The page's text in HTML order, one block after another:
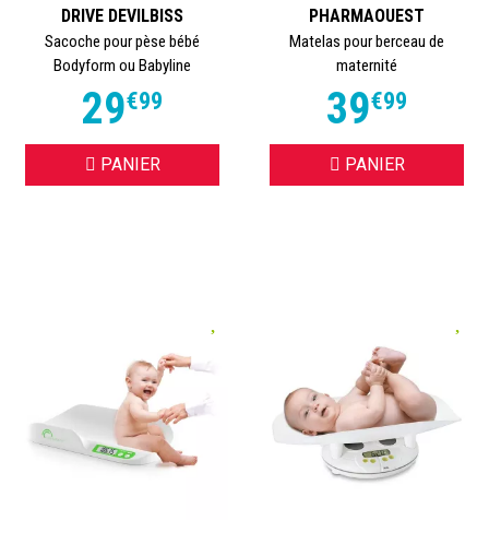
DRIVE DEVILBISS
Sacoche pour pèse bébé
Bodyform ou Babyline
29€99
PANIER
PHARMAOUEST
Matelas pour berceau de
maternité
39€99
PANIER